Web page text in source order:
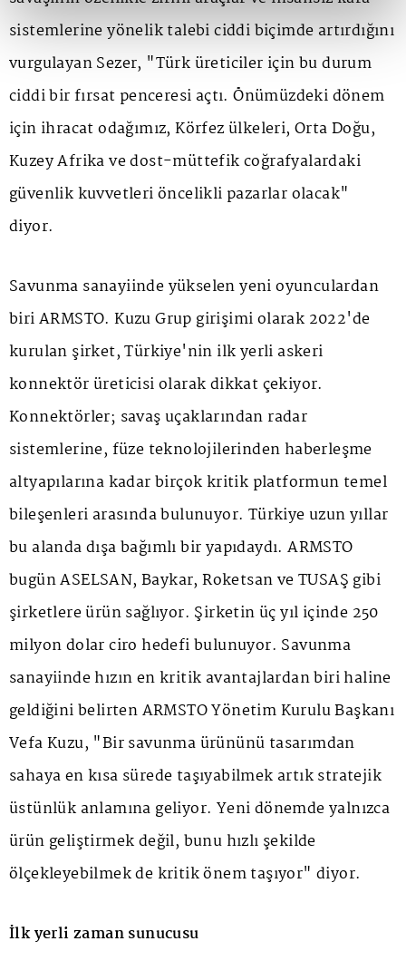
sistemlerine yönelik talebi ciddi biçimde artırdığını
vurgulayan Sezer, "Türk üreticiler için bu durum
ciddi bir fırsat penceresi açtı. Önümüzdeki dönem
için ihracat odağımız, Körfez ülkeleri, Orta Doğu,
Kuzey Afrika ve dost-müttefik coğrafyalardaki
güvenlik kuvvetleri öncelikli pazarlar olacak"
diyor.
Savunma sanayiinde yükselen yeni oyunculardan
biri ARMSTO. Kuzu Grup girişimi olarak 2022'de
kurulan şirket, Türkiye'nin ilk yerli askeri
konnektör üreticisi olarak dikkat çekiyor.
Konnektörler; savaş uçaklarından radar
sistemlerine, füze teknolojilerinden haberleşme
altyapılarına kadar birçok kritik platformun temel
bileşenleri arasında bulunuyor. Türkiye uzun yıllar
bu alanda dışa bağımlı bir yapıdaydı. ARMSTO
bugün ASELSAN, Baykar, Roketsan ve TUSAŞ gibi
şirketlere ürün sağlıyor. Şirketin üç yıl içinde 250
milyon dolar ciro hedefi bulunuyor. Savunma
sanayiinde hızın en kritik avantajlardan biri haline
geldiğini belirten ARMSTO Yönetim Kurulu Başkanı
Vefa Kuzu, "Bir savunma ürününü tasarımdan
sahaya en kısa sürede taşıyabilmek artık stratejik
üstünlük anlamına geliyor. Yeni dönemde yalnızca
ürün geliştirmek değil, bunu hızlı şekilde
ölçekleyebilmek de kritik önem taşıyor" diyor.
İlk yerli zaman sunucusu